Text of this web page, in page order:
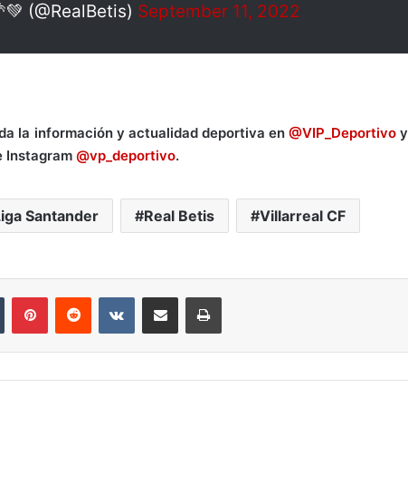
(@RealBetis) September 11, 2022
la información y actualidad deportiva en @VIP_Deportivoy
Instagram @vp_deportivo.
Santander Real Betis Villarreal CF